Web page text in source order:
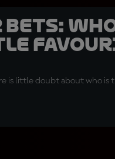
is little doubt about who is